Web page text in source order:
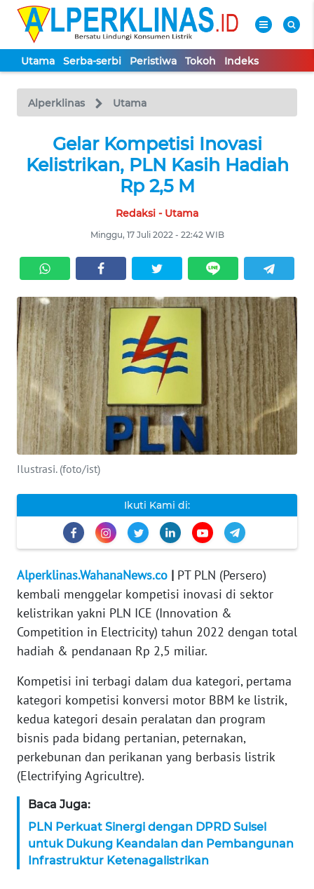
Utama Serba-serbi Peristiwa Tokoh Indeks
Alperklinas Utama
Gelar Kompetisi Inovasi
Kelistrikan, PLN Kasih Hadiah
Rp 2,5 M
Redaksi - Utama
Minggu, 17 Juli 2022 - 22:42 WIB
Ilustrasi. (foto/ist)
Ikuti Kami di:
Alperklinas.WahanaNews.co | PT PLN (Persero)
kembali menggelar kompetisi inovasi di sektor
kelistrikan yakni PLN ICE (Innovation &
Competition in Electricity) tahun 2022 dengan total
hadiah & pendanaan Rp 2,5 miliar.
Kompetisi ini terbagi dalam dua kategori, pertama
kategori kompetisi konversi motor BBM ke listrik,
kedua kategori desain peralatan dan program
bisnis pada bidang pertanian, peternakan,
perkebunan dan perikanan yang berbasis listrik
(Electrifying Agricultre).
Baca Juga:
PLN Perkuat Sinergi dengan DPRD Sulsel
untuk Dukung Keandalan dan Pembangunan
Infrastruktur Ketenagalistrikan
TV
Tutup
UTAMA
TOKOH
Informasi
INDEKS
BERITA
KONTAK
KAMI
INFO
KAMI
PEDOMAN
SIBER
REDAKSI
KARIR
DISCLAIMER
News
Regional
SUMUT
WN
JAKARTA